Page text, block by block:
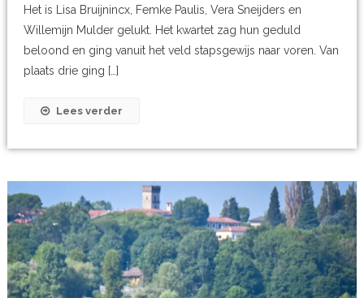
Het is Lisa Bruijnincx, Femke Paulis, Vera Sneijders en
Willemijn Mulder gelukt. Het kwartet zag hun geduld
beloond en ging vanuit het veld stapsgewijs naar voren. Van
plaats drie ging […]
Lees verder